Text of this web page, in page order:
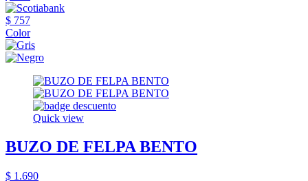
$ 757
Color
Quick view
BUZO DE FELPA BENTO
$ 1.690